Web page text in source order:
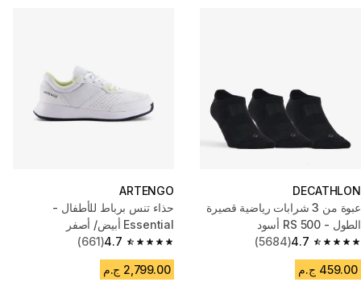
DECATHLON
عبوة من 3 شرابات رياضية قصيرة
الطول - RS 500 أسود
4.7
4.7 out of 5 stars from 5684 reviews
(5684)
459.00 ج.م
ARTENGO
حذاء تنس برباط للأطفال -
Essential أبيض/ أصفر
4.7
4.7 out of 5 stars from 661 reviews
(661)
2,799.00 ج.م